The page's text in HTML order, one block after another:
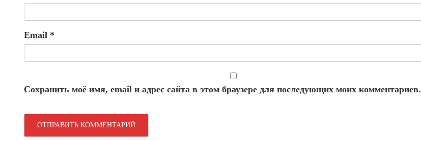
Email *
Сохранить моё имя, email и адрес сайта в этом браузере для последующих моих комментариев.